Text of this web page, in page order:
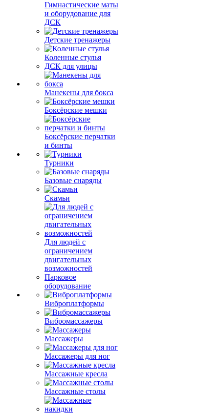
Гимнастические маты
и оборудование для
ДСК
Детские тренажеры
Коленные стулья
ДСК для улицы
Манекены для бокса
Боксёрские мешки
Боксёрские перчатки
и бинты
Турники
Базовые снаряды
Скамьи
Для людей с
ограничением
двигательных
возможностей
Парковое
оборудование
Виброплатформы
Вибромассажеры
Массажеры
Массажеры для ног
Массажные кресла
Массажные столы